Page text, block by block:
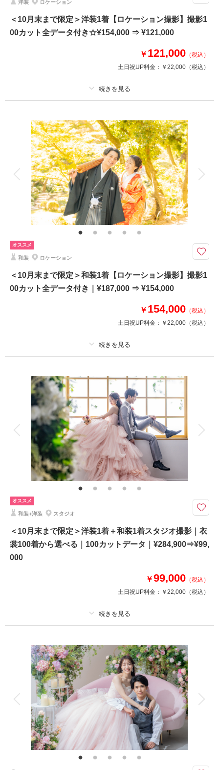
考え抜かれた撮影シーンの中から、お好きなシーンを選んで撮影していただ
洋装 ロケーション
＜10月末まで限定＞洋装1着【ロケーション撮影】撮影1
00カット全データ付き☆¥154,000 ⇒ ¥121,000
￥ 121,000 （税込）
土日祝UP料金： ￥22,000 （税込）
撮影料 新婦衣装1着 新郎衣装1着
着付け ヘアメイク 小物一式
アルバム データ 100 カット 台紙付写真
衣装追加 会食 挙式
家族と撮影 家族用衣装レンタル ペットと撮影
その他含むもの
全データ、衣裳小物（アクセサリー、シャツ、パニエ、靴など）、新郎ヘア
季節の景色とともに、おふたりらしい一枚を。開放感あふれるロケーション
で、自然な笑顔を残す洋装フォトウェディング。
名古屋市市政資料館や庭園フラリエなどでの洋装が映えるロケ地がたくさん
撮影100カットで大満足なロケ撮影！
来店・オンライン を確認する
オススメ
和装 ロケーション
＜10月末まで限定＞和装1着【ロケーション撮影】撮影1
00カット全データ付き｜¥187,000 ⇒ ¥154,000
￥ 154,000 （税込）
土日祝UP料金： ￥22,000 （税込）
撮影料 新婦衣装1着 新郎衣装1着
着付け ヘアメイク
アルバム データ 100 カット 台紙付写真
衣装追加 会食
家族と撮影 家族用衣装レンタル ペットと撮影
その他含むもの
全データ、衣裳小物（末広、5点セット、ヘアアクセサリー、草履など）、
新郎ヘアセット
≪四季折々のロケーション≫日本らしい庭園や美しい風景と和装の撮影を♡
＜10月末までに撮影の方＞
撮影100カットで大満足なロケ撮影！
※交通費・会場使用料等は別途必要となります
※他プラン・キャンペーンとの併用不可
撮影場所： 揚輝荘
相談予約する
来店・オンライン
撮影日の空き
を確認する
オススメ
和装+洋装 スタジオ
＜10月末まで限定＞洋装1着＋和装1着スタジオ撮影｜衣
裳100着から選べる｜100カットデータ｜¥284,900⇒¥99,
000
￥99,000 （税込）
土日祝UP料金： ￥22,000 （税込）
撮影料 新婦衣装2着 新郎衣装2着
着付け ヘアメイク 小物一式
アルバム データ 100 カット 台紙付写真
衣装追加 会食 挙式
家族と撮影 家族用衣装レンタル ペットと撮影
その他含むもの
全データ、衣裳小物（末広、5点セット、ヘアアクセサリー、草履、パニエ
など）、新郎ヘアセット、スタジオシーン利用（4シーン）